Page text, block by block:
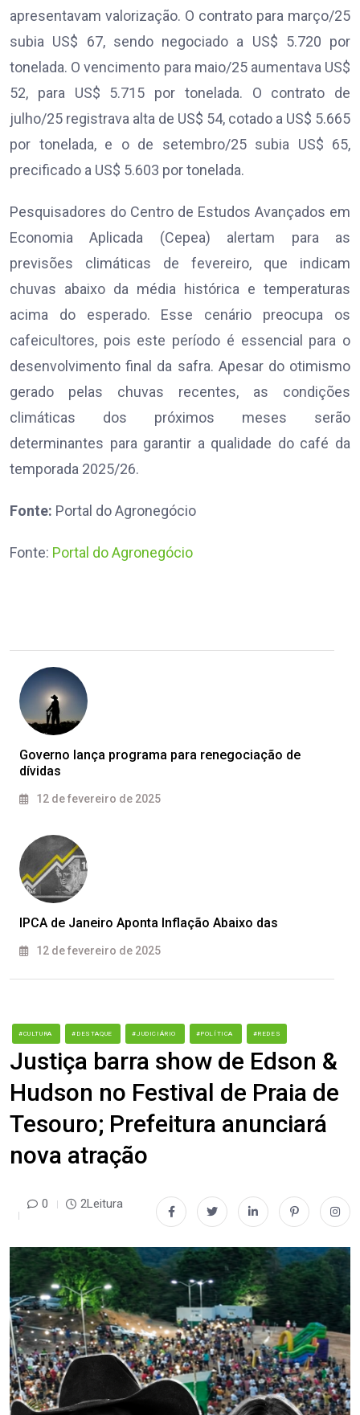
apresentavam valorização. O contrato para março/25
subia US$ 67, sendo negociado a US$ 5.720 por
tonelada. O vencimento para maio/25 aumentava US$
52, para US$ 5.715 por tonelada. O contrato de
julho/25 registrava alta de US$ 54, cotado a US$ 5.665
por tonelada, e o de setembro/25 subia US$ 65,
precificado a US$ 5.603 por tonelada.
Pesquisadores do Centro de Estudos Avançados em
Economia Aplicada (Cepea) alertam para as
previsões climáticas de fevereiro, que indicam
chuvas abaixo da média histórica e temperaturas
acima do esperado. Esse cenário preocupa os
cafeicultores, pois este período é essencial para o
desenvolvimento final da safra. Apesar do otimismo
gerado pelas chuvas recentes, as condições
climáticas dos próximos meses serão
determinantes para garantir a qualidade do café da
temporada 2025/26.
Fonte: Portal do Agronegócio
Fonte: Portal do Agronegócio
Governo lança programa para renegociação de
dívidas
12 de fevereiro de 2025
IPCA de Janeiro Aponta Inflação Abaixo das
12 de fevereiro de 2025
#CULTURA #DESTAQUE #JUDICIÁRIO #POLÍTICA #REDES
Justiça barra show de Edson &
Hudson no Festival de Praia de
Tesouro; Prefeitura anunciará
nova atração
0 2Leitura